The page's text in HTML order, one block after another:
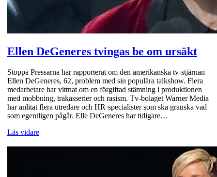
Ellen DeGeneres tvingas be om ursäkt
Stoppa Pressarna har rapporterat om den amerikanska tv-stjärnan
Ellen DeGeneres, 62, problem med sin populära talkshow. Flera
medarbetare har vittnat om en förgiftad stämning i produktionen
med mobbning, trakasserier och rasism. Tv-bolaget Warner Media
har anlitat flera utredare och HR-specialister som ska granska vad
som egentligen pågår. Elle DeGeneres har tidigare…
Läs vidare